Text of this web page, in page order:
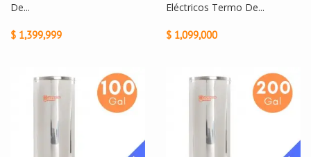
De...
$ 1,399,999
Eléctricos Termo De...
$ 1,099,000